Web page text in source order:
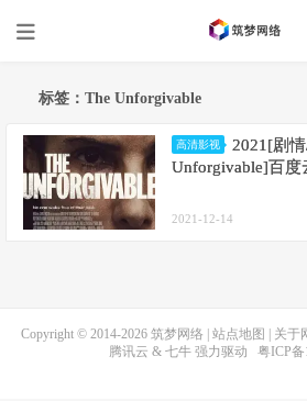
标签：The Unforgivable
高清影视
2021[剧
Unforgivable]百度
2021-12-14
Copyright © 2014-2026 筑梦网络 站点地图 关于
腾讯云 & 七牛强力驱动 粤ICP备